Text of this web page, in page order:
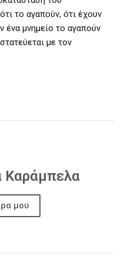
το αγαπούν, ότι έχουν
ένα μνημείο το αγαπούν
με τον
Καράμπελα
μου